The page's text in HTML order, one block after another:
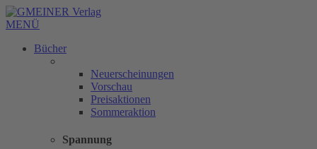
MENÜ
Bücher
Neuerscheinungen
Vorschau
Preisaktionen
Sommeraktion
Spannung